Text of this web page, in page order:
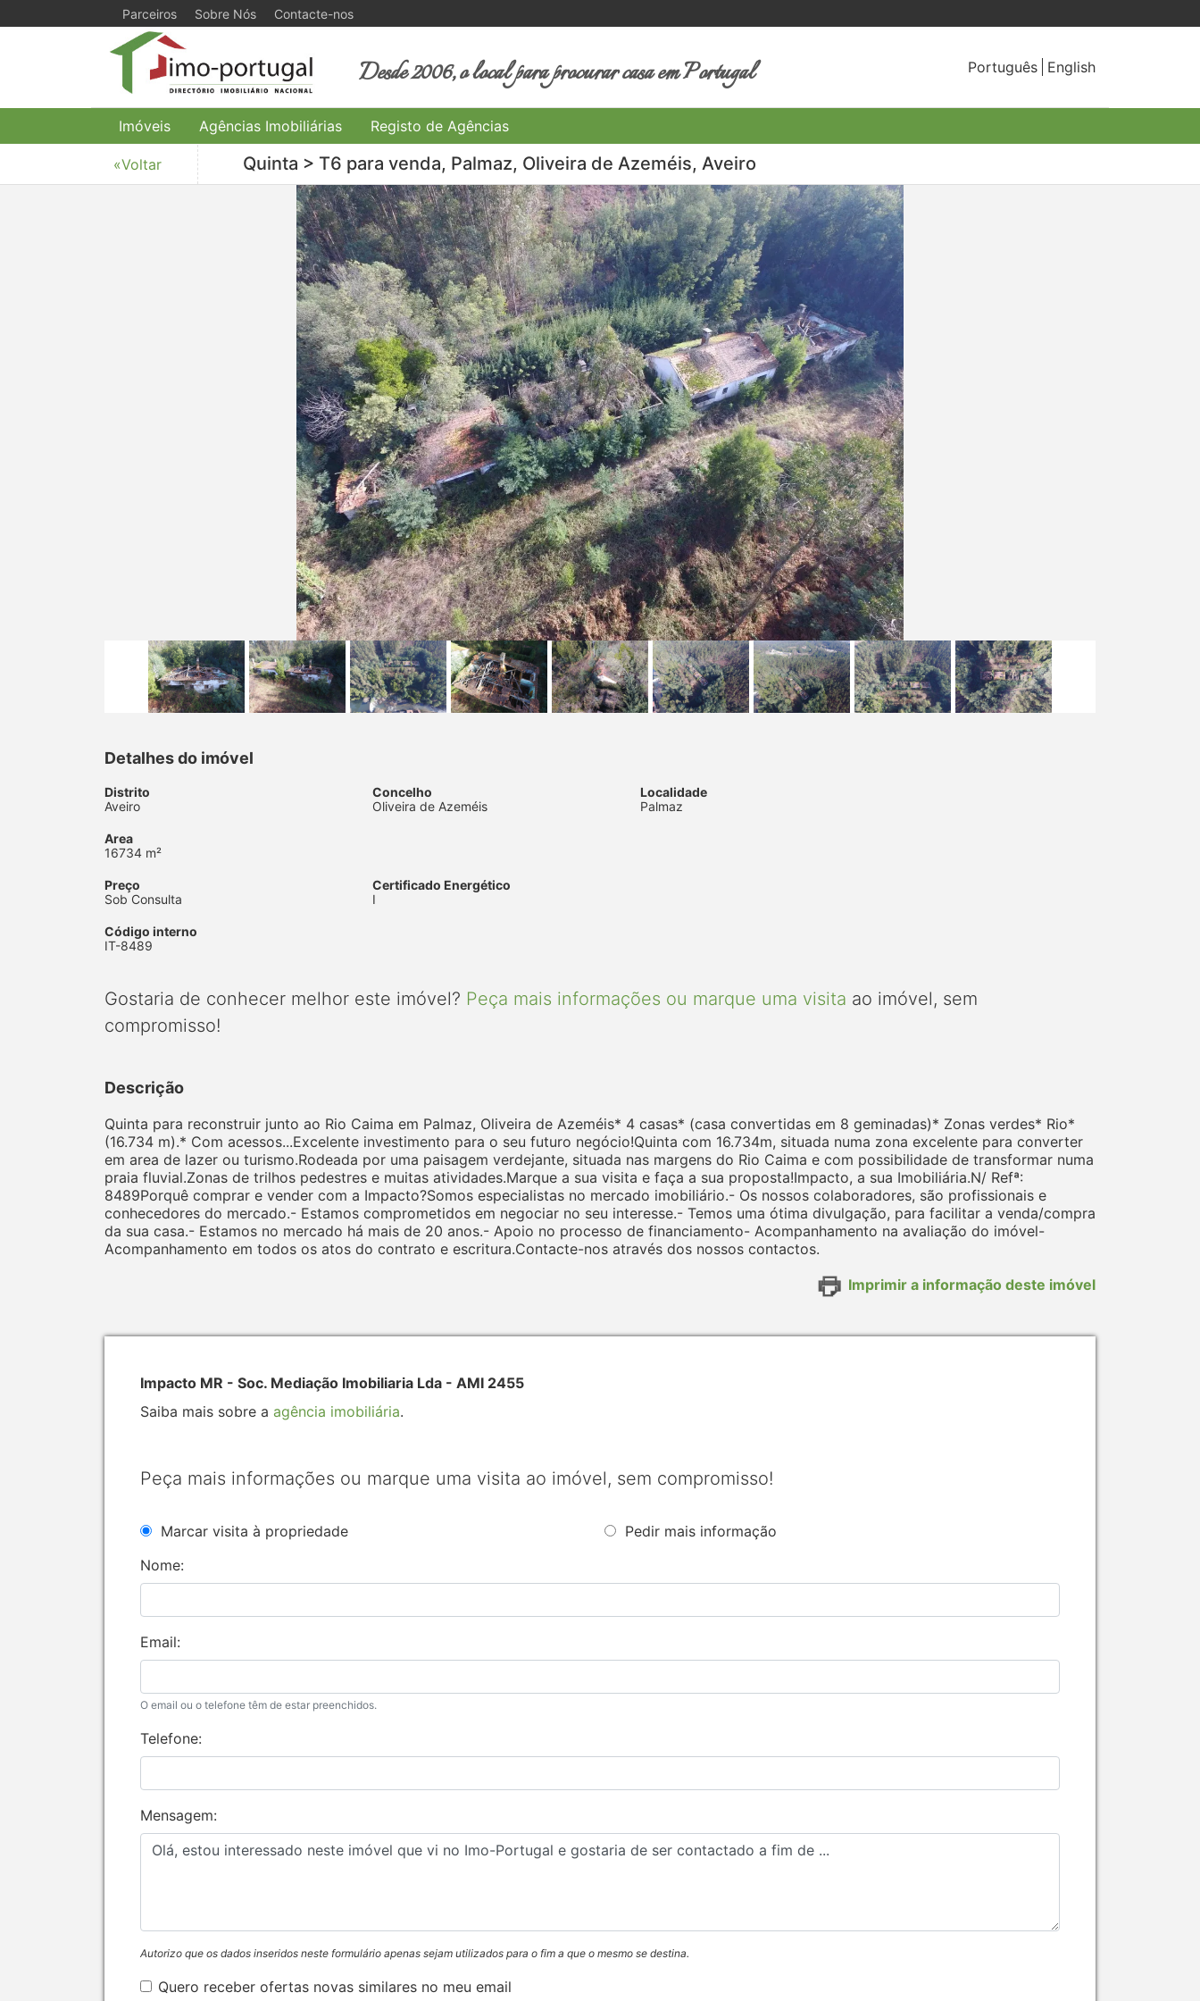
Parceiros Sobre Nós Contacte-nos
Desde 2006, o local para procurar casa em Portugal Português English
Imóveis Agências Imobiliárias Registo de Agências
«Voltar Quinta > T6 para venda, Palmaz, Oliveira de Azeméis, Aveiro
Detalhes do imóvel
Distrito
Aveiro
Concelho
Oliveira de Azeméis
Localidade
Palmaz
Area
16734 m²
Preço
Sob Consulta
Certificado Energético
I
Código interno
IT-8489
Gostaria de conhecer melhor este imóvel? Peça mais informações ou marque uma visita ao imóvel, sem
compromisso!
Descrição
Quinta para reconstruir junto ao Rio Caima em Palmaz, Oliveira de Azeméis* 4 casas* (casa convertidas em 8 geminadas)* Zonas verdes* Rio*
(16.734 m).* Com acessos...Excelente investimento para o seu futuro negócio!Quinta com 16.734m, situada numa zona excelente para converter
em area de lazer ou turismo.Rodeada por uma paisagem verdejante, situada nas margens do Rio Caima e com possibilidade de transformar numa
praia fluvial.Zonas de trilhos pedestres e muitas atividades.Marque a sua visita e faça a sua proposta!Impacto, a sua Imobiliária.N/ Refª:
8489Porquê comprar e vender com a Impacto?Somos especialistas no mercado imobiliário.- Os nossos colaboradores, são profissionais e
conhecedores do mercado.- Estamos comprometidos em negociar no seu interesse.- Temos uma ótima divulgação, para facilitar a venda/compra
da sua casa.- Estamos no mercado há mais de 20 anos.- Apoio no processo de financiamento- Acompanhamento na avaliação do imóvel-
Acompanhamento em todos os atos do contrato e escritura.Contacte-nos através dos nossos contactos.
Imprimir a informação deste imóvel
Impacto MR - Soc. Mediação Imobiliaria Lda - AMI 2455
Saiba mais sobre a agência imobiliária.
Peça mais informações ou marque uma visita ao imóvel, sem compromisso!
Marcar visita à propriedade
Pedir mais informação
Nome:
Email:
O email ou o telefone têm de estar preenchidos.
Telefone:
Mensagem:
Autorizo que os dados inseridos neste formulário apenas sejam utilizados para o fim a que o mesmo se destina.
Quero receber ofertas novas similares no meu email